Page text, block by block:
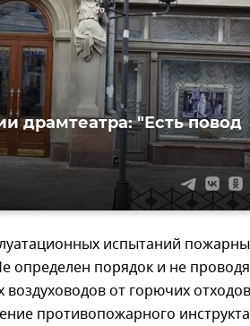
драмтеатра: "Есть повод
испытаний
определен порядок и не
от горючих
противопожарного